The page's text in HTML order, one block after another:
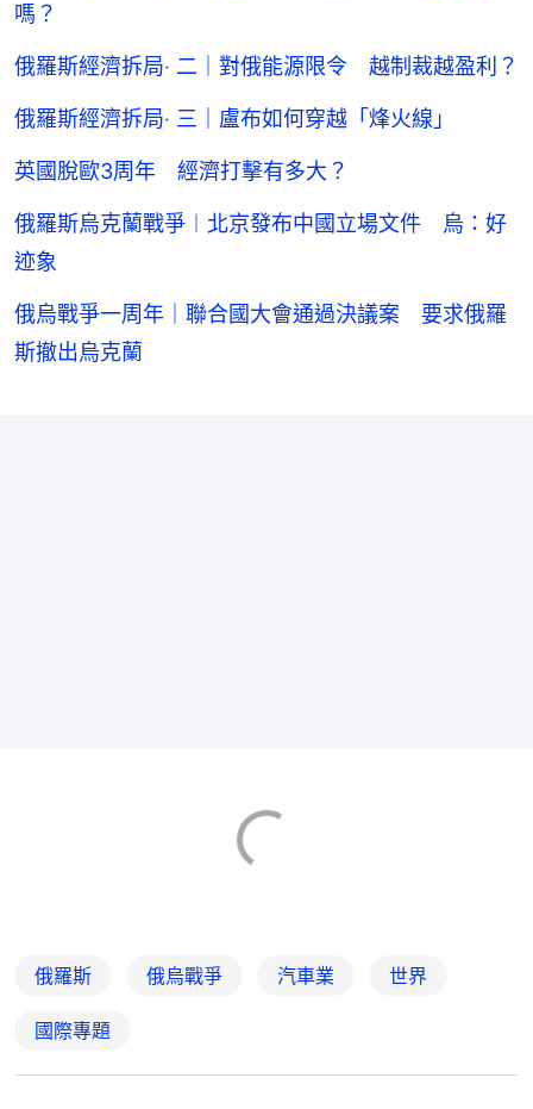
嗎？
俄羅斯經濟拆局‧ 二｜對俄能源限令 越制裁越盈利？
俄羅斯經濟拆局‧ 三｜盧布如何穿越「烽火線」
英國脫歐3周年 經濟打擊有多大？
俄羅斯烏克蘭戰爭︱北京發布中國立場文件 烏：好
迹象
俄烏戰爭一周年｜聯合國大會通過決議案 要求俄羅
斯撤出烏克蘭
俄羅斯 俄烏戰爭 汽車業 世界
國際專題